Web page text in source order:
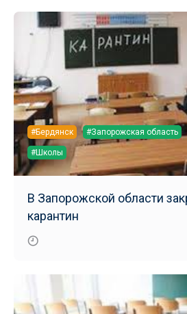
#Бердянск #Запорожская область
#Школы
В Запорожской области
карантин